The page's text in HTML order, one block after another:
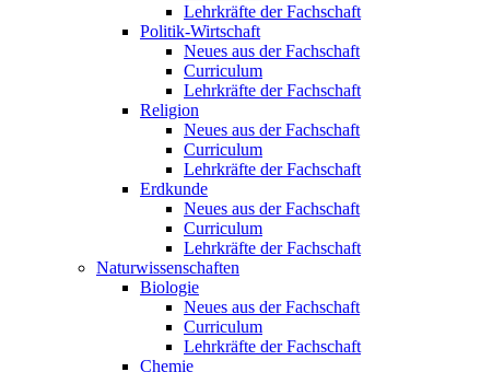
Lehrkräfte der Fachschaft
Politik-Wirtschaft
Neues aus der Fachschaft
Curriculum
Lehrkräfte der Fachschaft
Religion
Neues aus der Fachschaft
Curriculum
Lehrkräfte der Fachschaft
Erdkunde
Neues aus der Fachschaft
Curriculum
Lehrkräfte der Fachschaft
Naturwissenschaften
Biologie
Neues aus der Fachschaft
Curriculum
Lehrkräfte der Fachschaft
Chemie